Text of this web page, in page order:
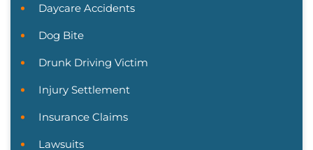
Daycare Accidents
Dog Bite
Drunk Driving Victim
Injury Settlement
Insurance Claims
Lawsuits